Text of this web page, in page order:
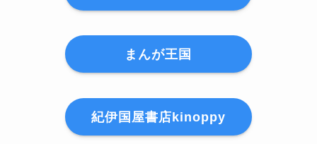
まんが王国
紀伊国屋書店kinoppy